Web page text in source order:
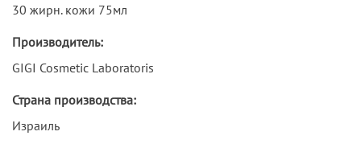
30 жирн. кожи 75мл
Производитель:
GIGI Cosmetic Laboratoris
Страна производства:
Израиль